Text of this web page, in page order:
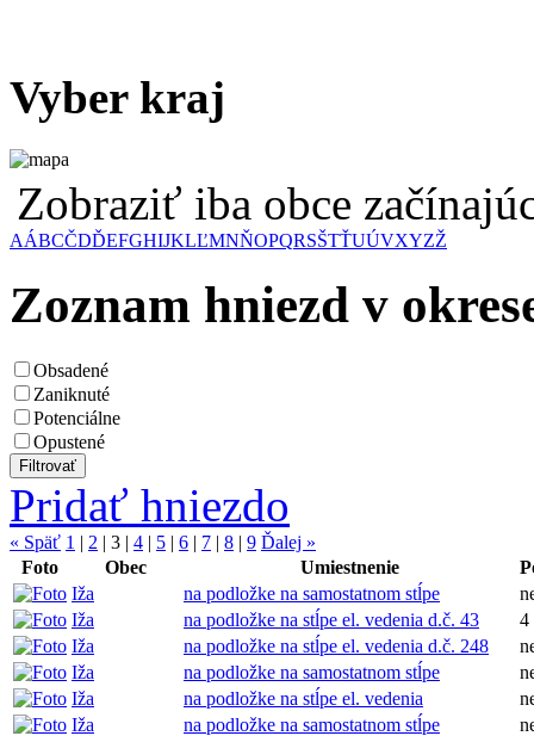
Vyber kraj
Zobraziť iba obce
AÁBCČDĎEFGHIJKLĽMNŇOPQRSŠTŤUÚVXYZŽ
Zoznam hniezd v
Obsadené
Zaniknuté
Potenciálne
Opustené
Pridať hniezdo
« Späť 1 | 2 | 3 | 4 | 5 | 6 | 7 | 8 | 9 Ďalej »
Foto
Obec Umiestnenie
Iža
na podložke na samostatnom stĺpe
Iža
na podložke na stĺpe el. vedenia d.č. 43
4
Iža
na podložke na stĺpe el. vedenia d.č. 248
Iža
na podložke na samostatnom stĺpe
Iža
na podložke na stĺpe el. vedenia
Iža
na podložke na samostatnom stĺpe